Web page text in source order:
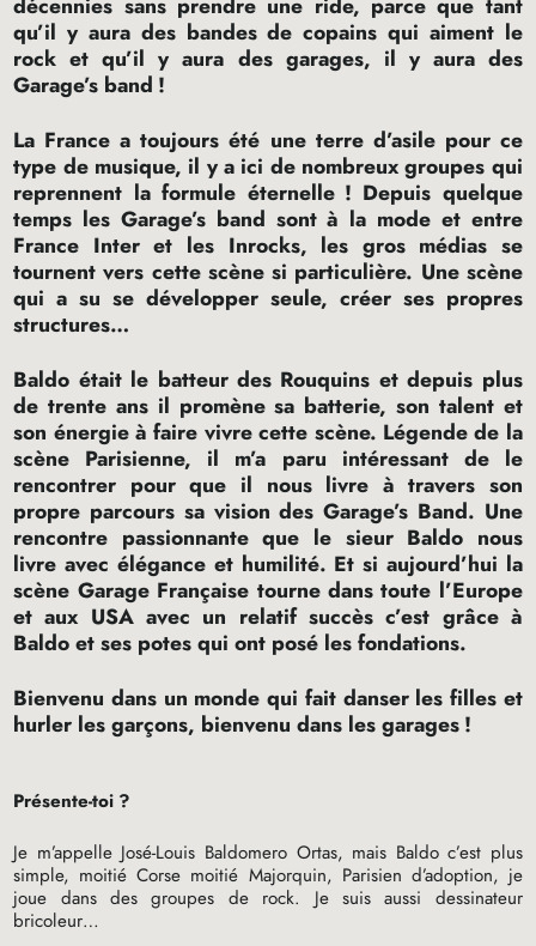
décennies sans prendre une ride, parce que tant
qu’il y aura des bandes de copains qui aiment le
rock et qu’il y aura des garages, il y aura des
Garage’s band !
La France a toujours été une terre d’asile pour ce
type de musique, il y a ici de nombreux groupes qui
reprennent la formule éternelle ! Depuis quelque
temps les Garage’s band sont à la mode et entre
France Inter et les Inrocks, les gros médias se
tournent vers cette scène si particulière. Une scène
qui a su se développer seule, créer ses propres
structures…
Baldo était le batteur des Rouquins et depuis plus
de trente ans il promène sa batterie, son talent et
son énergie à faire vivre cette scène. Légende de la
scène Parisienne, il m’a paru intéressant de le
rencontrer pour que il nous livre à travers son
propre parcours sa vision des Garage’s Band. Une
rencontre passionnante que le sieur Baldo nous
livre avec élégance et humilité. Et si aujourd’hui la
scène Garage Française tourne dans toute l’Europe
et aux USAavec un relatif succès c’est grâce à
Baldo et ses potes qui ont posé les fondations.
Bienvenu dans un monde qui fait danser les filles et
hurler les garçons, bienvenu dans les garages!
Présente-toi ?
Je m’appelle José-Louis Baldomero Ortas, mais Baldo c’est plus
simple, moitié Corse moitié Majorquin, Parisien d’adoption, je
joue dans des groupes de rock. Je suis aussi dessinateur
bricoleur…